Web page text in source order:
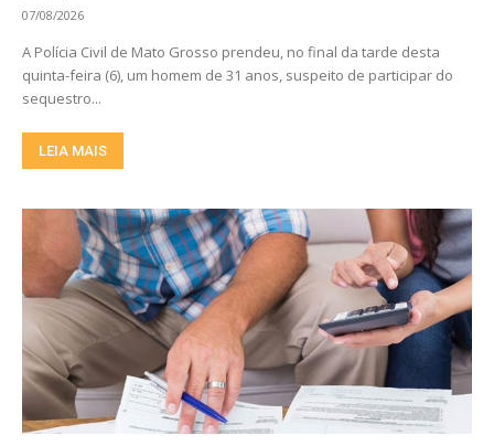
07/08/2026
A Polícia Civil de Mato Grosso prendeu, no final da tarde desta
quinta-feira (6), um homem de 31 anos, suspeito de participar do
sequestro...
LEIA MAIS